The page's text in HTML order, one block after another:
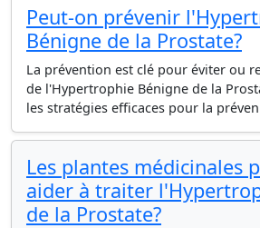
Peut-on prévenir
Bénigne de la Prostate?
La prévention est clé pour éviter ou
de l'Hypertrophie Bénigne de la
les stratégies efficaces pour la
Les plantes médicinales
aider à traiter
de la Prostate?